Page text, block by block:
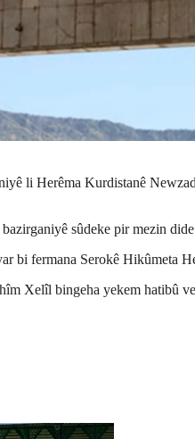
li Herêma Kurdistanê
sûdeke pir mezin
bi fermana Serokê Hikûmeta
Xelîl bingeha yekem hatibû